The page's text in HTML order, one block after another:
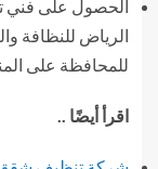
الحصول على
الرياض للنظافة
للمحافظة على
اقرأ أيضًا ..